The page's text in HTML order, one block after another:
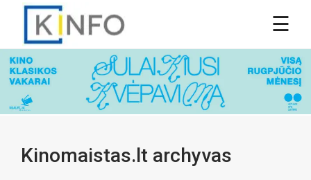
Kinomaistas.lt archyvas